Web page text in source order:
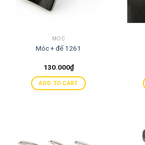
MÓC
Móc + đế 1261
130.000₫
ADD TO CART